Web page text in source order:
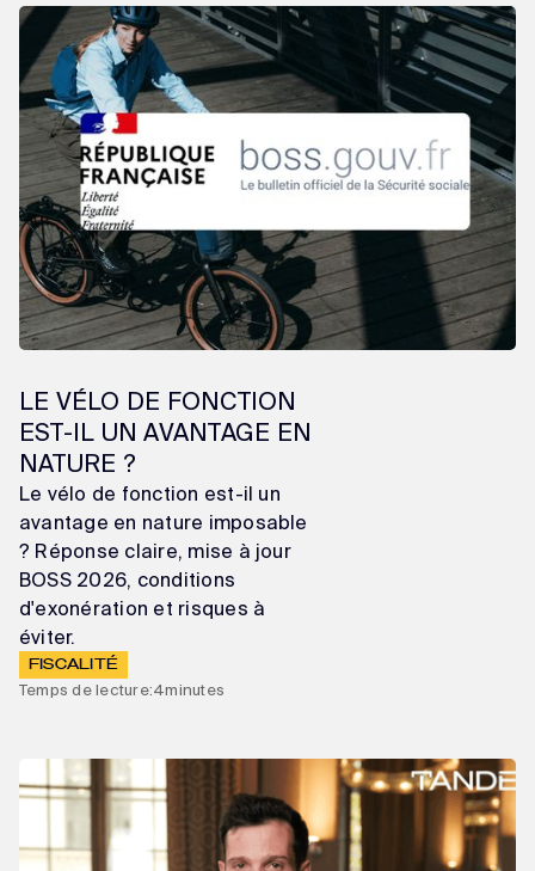
LE VÉLO DE FONCTION
EST-IL UN AVANTAGE EN
NATURE ?
Le vélo de fonction est-il un
avantage en nature imposable
? Réponse claire, mise à jour
BOSS 2026, conditions
d'exonération et risques à
éviter.
FISCALITÉ
Temps de lecture:4minutes